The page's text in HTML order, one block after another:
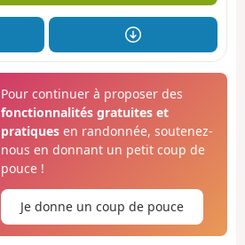
Pour continuer à proposer des
fonctionnalités gratuites et
pratiquesen randonnée, soutenez-
nous en donnant un petit coup de
pouce !
Je donne un coup de pouce